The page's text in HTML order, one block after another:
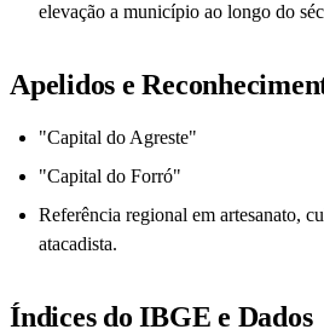
elevação a município ao longo do
Apelidos e
"Capital do Agreste"
"Capital do Forró"
Referência regional em artesanato,
atacadista.
Índices do IBGE e Dados